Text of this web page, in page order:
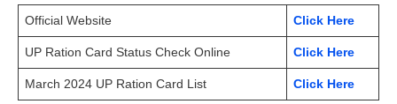
Official Website Click Here
UP Ration Card Status Check Online Click Here
March 2024 UP Ration Card List Click Here